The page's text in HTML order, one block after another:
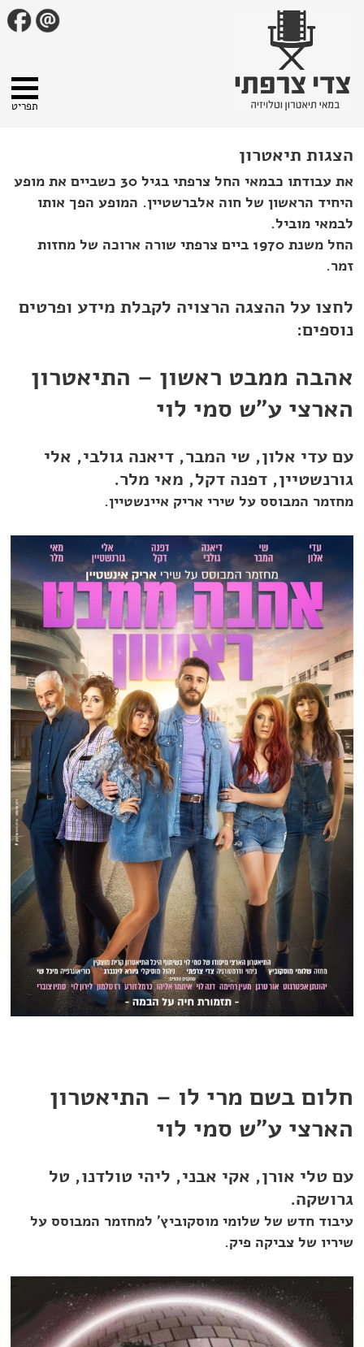
הצגות תיאטרון
את עבודתו כבמאי החל צרפתי בגיל 30 כשביים את מופע
היחיד הראשון של חוה אלברשטיין. המופע הפך אותו
לבמאי מוביל.
החל משנת 1970 ביים צרפתי שורה ארוכה של מחזות
זמר.
לחצו על ההצגה הרצויה לקבלת מידע ופרטים
נוספים:
אהבה ממבט ראשון – התיאטרון
הארצי ע"ש סמי לוי
עם עדי אלון, שי המבר, דיאנה גולבי, אלי
גורנשטיין, דפנה דקל, מאי מלר.
מחזמר המבוסס על שירי אריק איינשטיין.
חלום בשם מרי לו – התיאטרון
הארצי ע"ש סמי לוי
עם טלי אורן, אקי אבני, ליהי טולדנו, טל
גרושקה.
עיבוד חדש של שלומי מוסקוביץ' למחזמר המבוסס על
שיריו של צביקה פיק.
תפריט